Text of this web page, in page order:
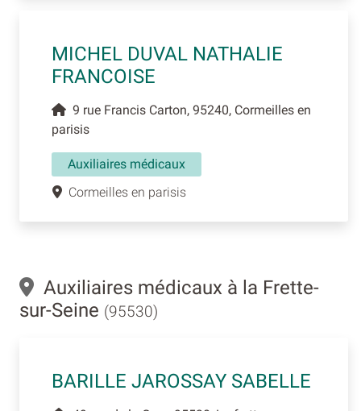
MICHEL DUVAL NATHALIE
FRANCOISE
9 rue Francis Carton, 95240, Cormeilles en
parisis
Auxiliaires médicaux
Cormeilles en parisis
Auxiliaires médicaux à la Frette-
sur-Seine (95530)
BARILLE JAROSSAY SABELLE